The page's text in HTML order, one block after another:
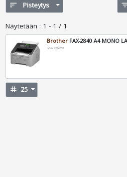
sort Pisteytys
Näytetään : 1 - 1 / 1
Brother FAX-2840 A4 MONO
FAX2840ZW1
tag 25